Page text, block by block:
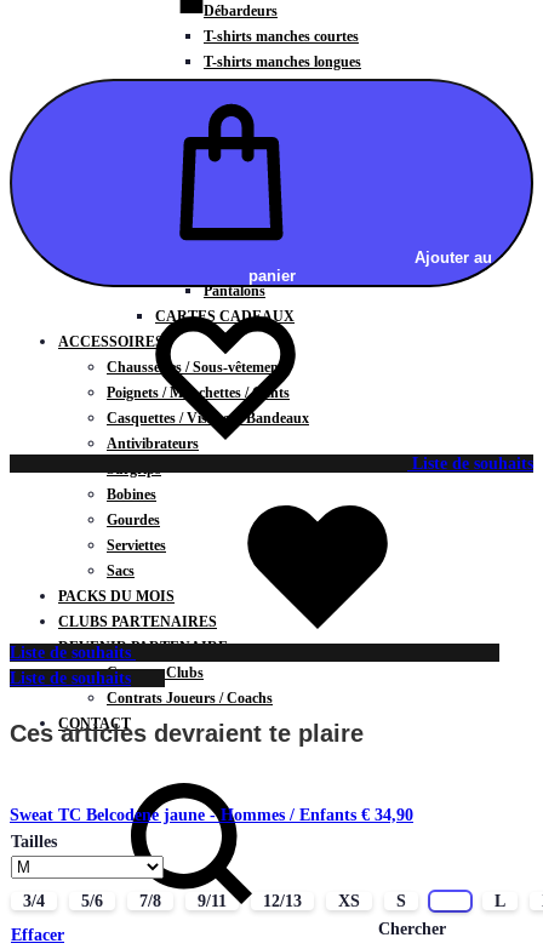
Débardeurs
T-shirts manches courtes
T-shirts manches longues
Sweats à capuche
Sweats à capuche zippé
Vestes
BAS
Shorts
Pantalons
CARTES CADEAUX
ACCESSOIRES
Chaussettes / Sous-vêtements
Poignets / Manchettes / Gants
Casquettes / Visières / Bandeaux
Antivibrateurs
Surgrips
Bobines
Gourdes
Serviettes
Sacs
PACKS DU MOIS
CLUBS PARTENAIRES
DEVENIR PARTENAIRE
Contrats Clubs
Contrats Joueurs / Coachs
CONTACT
Chercher
Ajouter au
panier
Liste de souhaits
Liste de souhaits
Liste de souhaits
Ces articles devraient te plaire
Sweat TC Belcodene jaune - Hommes / Enfants € 34,90
Tailles
3/4 5/6 7/8 9/11 12/13 XS S L
Effacer